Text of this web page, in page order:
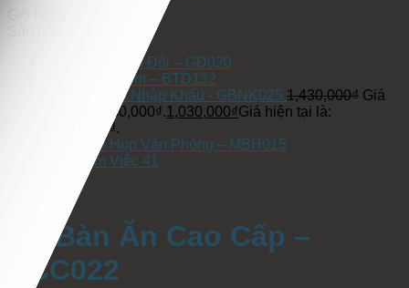
Bộ Phòng Ngủ Đôi – GĐ020
Bàn trang điểm – BTD132
Ghế Bàn Ăn Nhập Khẩu - GBNK025 1,430,000₫ Giá
gốc là: 1,430,000₫.1,030,000₫Giá hiện tại là:
1,030,000₫.
Mẫu Bàn Họp Văn Phòng – MBH015
Bàn Làm Việc 41
Bộ Bàn Ăn Cao Cấp –
BCC022